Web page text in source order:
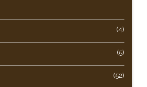
(4)
(5)
(52)